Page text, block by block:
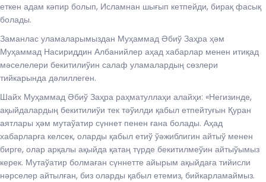
еткен адам кәпир болып, Исламнан шығып кетпейди, бирақ фасық
болады.
Заманлас уламаларымыздан Муҳаммад Әбиў Заҳра ҳәм
Муҳаммад Насириддин Албанийлер аҳад хабарлар менен итиқад
мәселелери бекитилиўин салаф уламалардың сөзлери
тийкарында дәлиллеген.
Шайх Муҳаммад Әбиў Заҳра раҳматуллаҳи алайҳи: «Негизинде,
ақыйдалардың бекитилиўи тек тәўилди қабыл етпейтуғын Қуран
аятлары ҳәм мутаўатир сүннет пенен ғана болады. Аҳад
хабарларға келсек, оларды қабыл етиў ўәжиблигин айтыў менен
бирге, олар арқалы ақыйда қатаң түрде бекитилмеўин айтыўымыз
керек. Мутаўатир болмаған сүннетте айырым ақыйдаға тийисли
нәрселер айтылған, биз оларды қабыл етемиз, бийкарламаймыз.